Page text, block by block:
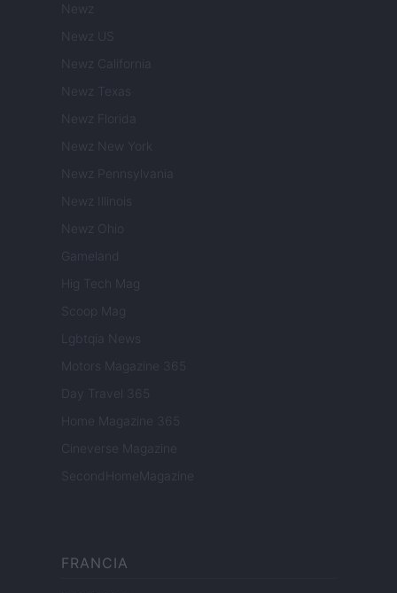
Newz
Newz US
Newz California
Newz Texas
Newz Florida
Newz New York
Newz Pennsylvania
Newz Illinois
Newz Ohio
Gameland
Hig Tech Mag
Scoop Mag
Lgbtqia News
Motors Magazine 365
Day Travel 365
Home Magazine 365
Cineverse Magazine
SecondHomeMagazine
FRANCIA